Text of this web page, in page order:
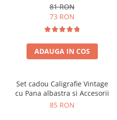
81 RON
73 RON
ADAUGA IN COS
Set cadou Caligrafie Vintage
cu Pana albastra si Accesorii
85 RON